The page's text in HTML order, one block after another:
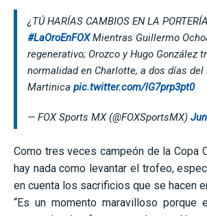
¿TÚ HARÍAS CAMBIOS EN LA
#LaOroEnFOXMientras Guillermo
regenerativo; Orozco y Hugo González
normalidad en Charlotte, a dos días del
Martinica pic.twitter.com/lG7prp3pt0
— FOX Sports MX (@FOXSportsMX)
Como tres veces campeón de la Copa
hay nada como levantar el trofeo,
en cuenta los sacrificios que se hacen
“Es un momento maravilloso porque